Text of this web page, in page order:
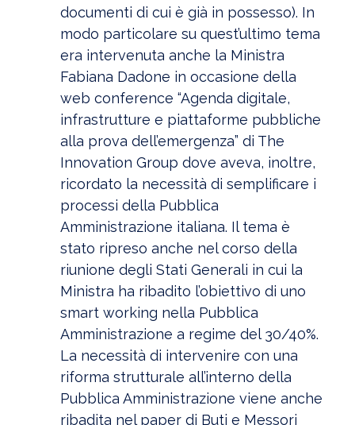
documenti di cui è già in possesso). In
modo particolare su quest’ultimo tema
era intervenuta anche la Ministra
Fabiana Dadone in occasione della
web conference “Agenda digitale,
infrastrutture e piattaforme pubbliche
alla prova dell’emergenza” di The
Innovation Group dove aveva, inoltre,
ricordato la necessità di semplificare i
processi della Pubblica
Amministrazione italiana. Il tema è
stato ripreso anche nel corso della
riunione degli Stati Generali in cui la
Ministra ha ribadito l’obiettivo di uno
smart working nella Pubblica
Amministrazione a regime del 30/40%.
La necessità di intervenire con una
riforma strutturale all’interno della
Pubblica Amministrazione viene anche
ribadita nel paper di Buti e Messori